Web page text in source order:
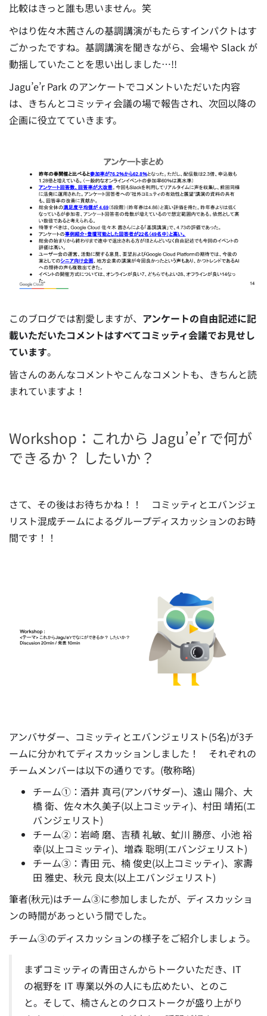
比較はきっと誰も思いません。笑
やはり佐々木茜さんの基調講演がもたらすインパクトはす
ごかったですね。 基調講演を聞きながら、会場や Slack が
動揺していたことを思い出しました…!!
Jagu’e’r Park のアンケートでコメントいただいた内容
は、きちんとコミッティ会議の場で報告され、次回以降の
企画に役立てていきます。
このブログでは割愛しますが、 アンケートの自由記述に記
載いただいたコメントはすべてコミッティ会議でお見せし
ています。
皆さんのあんなコメントやこんなコメントも、きちんと読
まれていますよ！
Workshop：これから Jagu’e’r で何が
できるか？ したいか？
さて、その後はお待ちかね！！ コミッティとエバンジェ
リスト混成チームによるグループディスカッションのお時
間です！！
アンバサダー、コミッティとエバンジェリスト(5名)が3チ
ームに分かれてディスカッションしました！ それぞれの
チームメンバーは以下の通りです。(敬称略)
チーム①：酒井 真弓(アンバサダー)、遠山 陽介、大
橋 衛、佐々木久美子(以上コミッティ)、村田 靖拓(エ
バンジェリスト)
チーム②：岩崎 磨、吉積 礼敏、虻川 勝彦、小池 裕
幸(以上コミッティ)、増森 聡明(エバンジェリスト)
チーム③：青田 元、楠 俊史(以上コミッティ)、家壽
田 雅史、秋元 良太(以上エバンジェリスト)
筆者(秋元)はチーム③に参加しましたが、ディスカッショ
ンの時間があっという間でした。
チーム③のディスカッションの様子をご紹介しましょう。
まずコミッティの青田さんからトークいただき、IT
の裾野を IT 専業以外の人にも広めたい、とのこ
と。 そして、楠さんとのクロストークが盛り上がり